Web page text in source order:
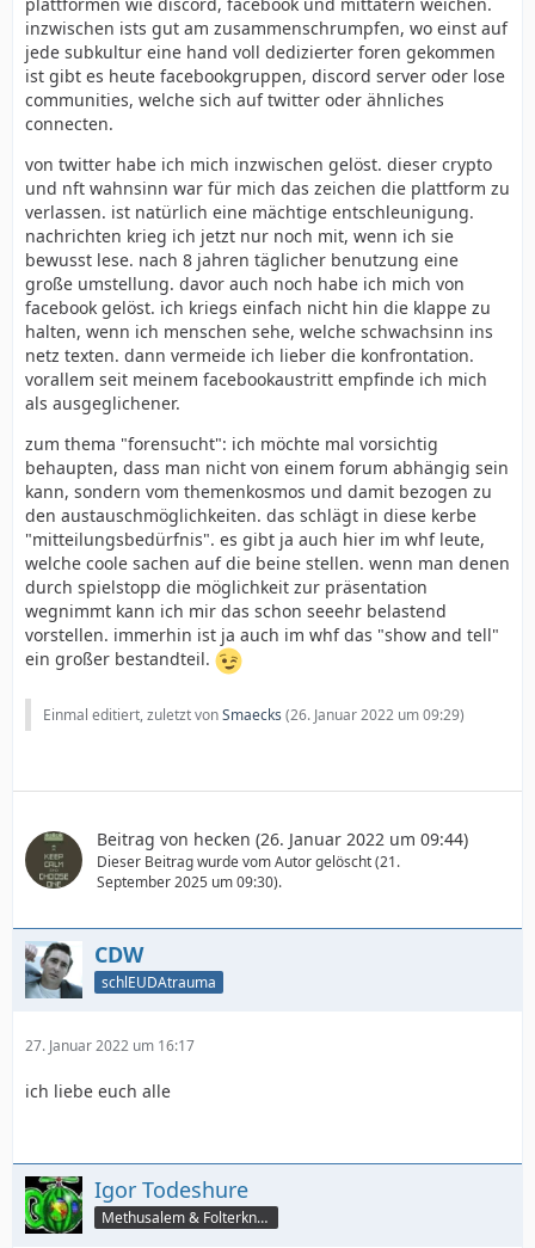
inzwischen ists gut am zusammenschrumpfen, wo einst auf
jede subkultur eine hand voll dedizierter foren gekommen
ist gibt es heute facebookgruppen, discord server oder lose
communities, welche sich auf twitter oder ähnliches
connecten.
von twitter habe ich mich inzwischen gelöst. dieser crypto
und nft wahnsinn war für mich das zeichen die plattform zu
verlassen. ist natürlich eine mächtige entschleunigung.
nachrichten krieg ich jetzt nur noch mit, wenn ich sie
bewusst lese. nach 8 jahren täglicher benutzung eine
große umstellung. davor auch noch habe ich mich von
facebook gelöst. ich kriegs einfach nicht hin die klappe zu
halten, wenn ich menschen sehe, welche schwachsinn ins
netz texten. dann vermeide ich lieber die konfrontation.
vorallem seit meinem facebookaustritt empfinde ich mich
als ausgeglichener.
zum thema "forensucht": ich möchte mal vorsichtig
behaupten, dass man nicht von einem forum abhängig sein
kann, sondern vom themenkosmos und damit bezogen zu
den austauschmöglichkeiten. das schlägt in diese kerbe
"mitteilungsbedürfnis". es gibt ja auch hier im whf leute,
welche coole sachen auf die beine stellen. wenn man denen
durch spielstopp die möglichkeit zur präsentation
wegnimmt kann ich mir das schon seeehr belastend
vorstellen. immerhin ist ja auch im whf das "show and tell"
ein großer bestandteil.
Einmal editiert, zuletzt vonSmaecks (26. Januar 2022 um 09:29)
Beitrag von hecken (26. Januar 2022 um 09:44)
Dieser Beitrag wurde vom Autor gelöscht (21.
September 2025 um 09:30).
CDW
schlEUDAtrauma
27. Januar 2022 um 16:17
ich liebe euch alle
Igor Todeshure
Methusalem & Folterknecht